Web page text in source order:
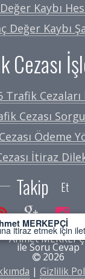
MERKEPÇİ
itiraz etmek için
Kaybı
Değer Kaybı
Cezası
Trafik
Cezası
Ödeme
İtiraz
Takip Et
Ahmet
ile Soru Cevap
2026
| Gizlilik